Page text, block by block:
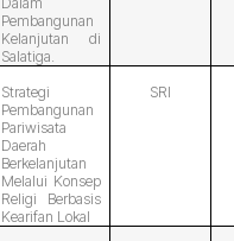
Pembangunan
Kelanjutan di
Salatiga.
Strategi
Pembangunan
Pariwisata
Daerah
Berkelanjutan
Melalui Konsep
Religi Berbasis
Kearifan Lokal
SRI